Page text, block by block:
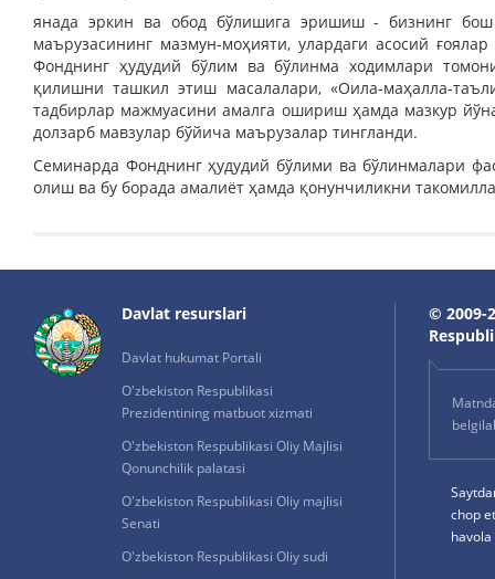
янада эркин ва обод бўлишига эришиш - бизнинг
маърузасининг мазмун-моҳияти, улардаги асосий
Фонднинг ҳудудий бўлим ва бўлинма ходимлари
қилишни ташкил этиш масалалари, «Оила-маҳалла-
тадбирлар мажмуасини амалга ошириш ҳамда мазкур
долзарб мавзулар бўйича маърузалар тингланди.
Семинарда Фонднинг ҳудудий бўлими ва бўлинмалари
олиш ва бу борада амалиёт ҳамда қонунчиликни
Davlat resurslari
Davlat hukumat Portali
O'zbekiston Respublikasi
Prezidentining matbuot xizmati
O'zbekiston Respublikasi Oliy Majlisi
Qonunchilik palatasi
O'zbekiston Respublikasi Oliy majlisi
Senati
O'zbekiston Respublikasi Oliy sudi
© 2009-
chop